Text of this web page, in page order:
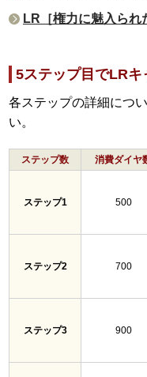
LR［権力に魅入られ
5ステップ目でLRキ
各ステップの詳細につ
い。
ステップ数 消費ダイヤ
ステップ1 500
ステップ2 700
ステップ3 900